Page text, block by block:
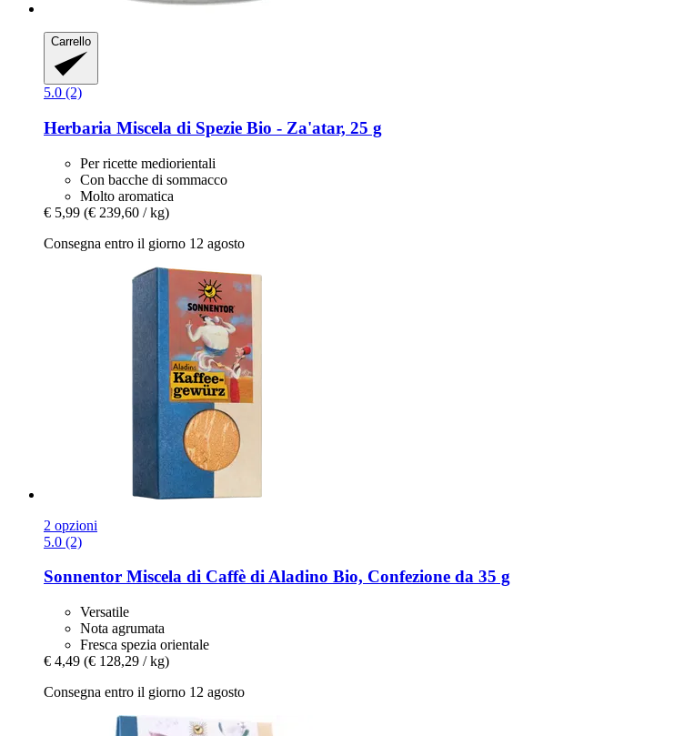
Carrello
5.0 (2)
Herbaria Miscela di Spezie Bio -​ Za'atar, 25 g
Per ricette mediorientali
Con bacche di sommacco
Molto aromatica
€ 5,99 (€ 239,60 / kg)
Consegna entro il giorno 12 agosto
2 opzioni
5.0 (2)
Sonnentor Miscela di Caffè di Aladino Bio, Confezione da 35 g
Versatile
Nota agrumata
Fresca spezia orientale
€ 4,49 (€ 128,29 / kg)
Consegna entro il giorno 12 agosto